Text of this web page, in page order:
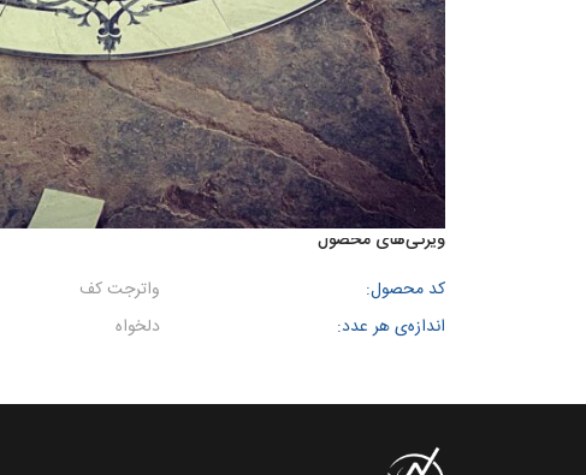
ویژگی‌های محصول
کد محصول:
واترجت کف
اندازه‌ی هر عدد:
دلخواه